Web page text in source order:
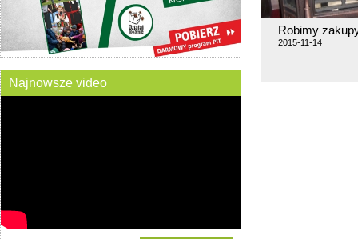
Najnowsze video
Robimy
2015-11-14